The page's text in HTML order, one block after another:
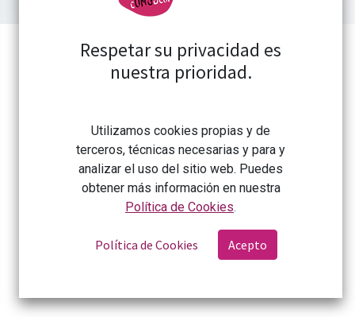
Reforma del Sistema de Cooperación
al Desarrollo estatal
Más información
Respetar su privacidad es
nuestra prioridad.
Utilizamos cookies propias y de
terceros, técnicas necesarias y para y
analizar el uso del sitio web. Puedes
obtener más información en nuestra
Política de Cookies.
Política de Cookies Acepto